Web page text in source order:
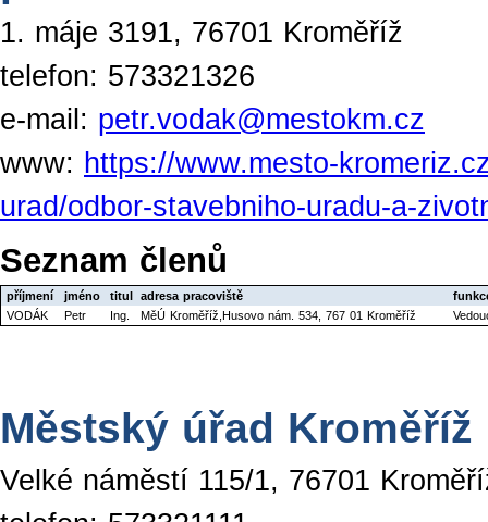
1. máje 3191, 76701 Kroměříž
telefon: 573321326
e-mail: petr.vodak@mestokm.cz
www: https://www.mesto-
urad/odbor-stavebniho-uradu-a-
Seznam členů
příjmení jméno titul adresa pracoviště
VODÁK
Petr Ing. MěÚ Kroměříž,Husovo nám. 534, 767 01 Kroměříž
Městský úřad Kroměříž
Velké náměstí 115/1, 76701